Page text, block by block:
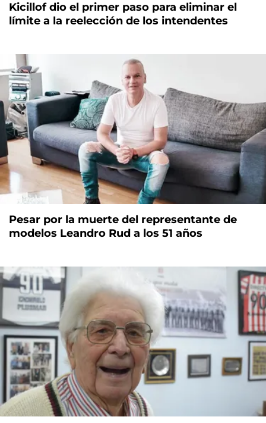
Kicillof dio el primer paso para eliminar el
límite a la reelección de los intendentes
Pesar por la muerte del representante de
modelos Leandro Rud a los 51 años